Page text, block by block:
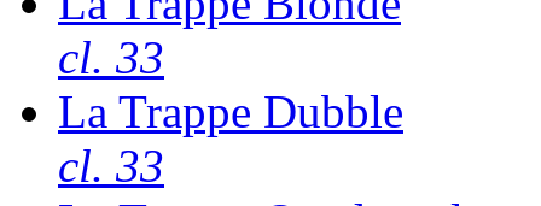
cl. 33
La Trappe Dubble
cl. 33